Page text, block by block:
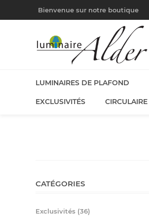
Bienvenue sur notre boutique
LUMINAIRES DE PLAFOND
EXCLUSIVITÉS CIRCULAIRE
CATÉGORIES
Exclusivités (36)